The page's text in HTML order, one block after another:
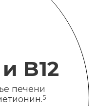
B12
печени
5